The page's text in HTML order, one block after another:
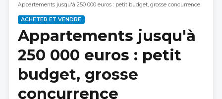
Appartements jusqu'à 250 000 euros : petit budget, grosse concurrence
ACHETER ET VENDRE
Appartements jusqu'à
250 000 euros : petit
budget, grosse
concurrence